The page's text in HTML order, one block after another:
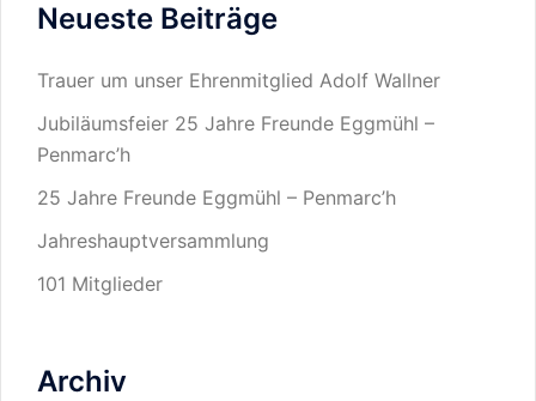
Neueste Beiträge
Trauer um unser Ehrenmitglied Adolf Wallner
Jubiläumsfeier 25 Jahre Freunde Eggmühl –
Penmarc’h
25 Jahre Freunde Eggmühl – Penmarc’h
Jahreshauptversammlung
101 Mitglieder
Archiv